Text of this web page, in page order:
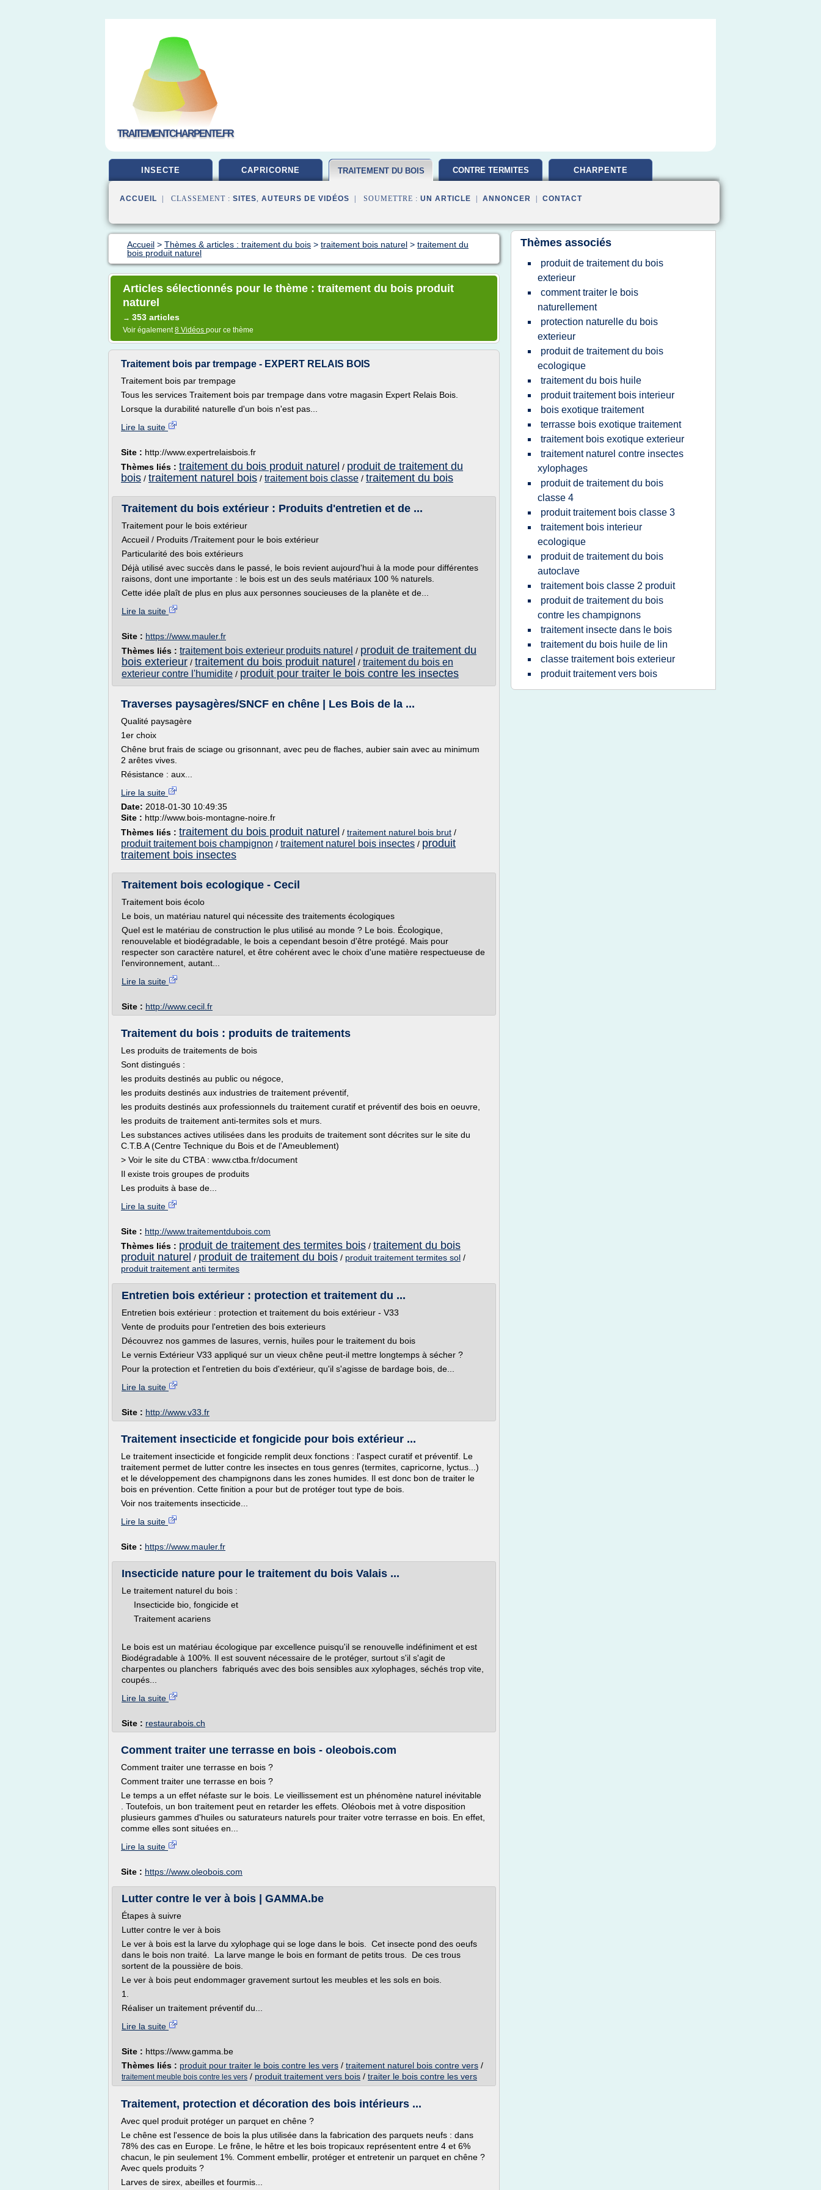
TRAITEMENTCHARPENTE.FR
INSECTE CAPRICORNE TRAITEMENT DU BOIS CONTRE TERMITES CHARPENTE
ACCUEIL | CLASSEMENT : SITES, AUTEURS DE VIDÉOS | SOUMETTRE : UN ARTICLE ANNONCER CONTACT
Accueil > Thèmes & articles : traitement du bois > traitement bois naturel > traitement du
bois produit naturel
Articles sélectionnés pour le thème : traitement du bois produit
naturel
→ 353 articles
Voir également8 Vidéos pour ce thème
Traitement bois par trempage - EXPERT RELAIS BOIS
Traitement bois par trempage
Tous les services Traitement bois par trempage dans votre magasin Expert Relais Bois.
Lorsque la durabilité naturelle d'un bois n'est pas...
Lire la suite
Site : http://www.expertrelaisbois.fr
Thèmes liés : traitement du bois produit naturel / produit de traitement du
bois / traitement naturel bois / traitement bois classe / traitement du bois
Traitement du bois extérieur : Produits d'entretien et de ...
Traitement pour le bois extérieur
Accueil / Produits /Traitement pour le bois extérieur
Particularité des bois extérieurs
Déjà utilisé avec succès dans le passé, le bois revient aujourd'hui à la mode pour différentes
raisons, dont une importante : le bois est un des seuls matériaux 100 % naturels.
Cette idée plaît de plus en plus aux personnes soucieuses de la planète et de...
Lire la suite
Site : https://www.mauler.fr
Thèmes liés : traitement bois exterieur produits naturel / produit de traitement du
bois exterieur / traitement du bois produit naturel / traitement du bois en
exterieur contre l'humidite / produit pour traiter le bois contre les insectes
Traverses paysagères/SNCF en chêne | Les Bois de la ...
Qualité paysagère
1er choix
Chêne brut frais de sciage ou grisonnant, avec peu de flaches, aubier sain avec au minimum
2 arêtes vives.
Résistance : aux...
Lire la suite
Date: 2018-01-30 10:49:35
Site : http://www.bois-montagne-noire.fr
Thèmes liés : traitement du bois produit naturel / traitement naturel bois brut /
produit traitement bois champignon / traitement naturel bois insectes / produit
traitement bois insectes
Traitement bois ecologique - Cecil
Traitement bois écolo
Le bois, un matériau naturel qui nécessite des traitements écologiques
Quel est le matériau de construction le plus utilisé au monde ? Le bois. Écologique,
renouvelable et biodégradable, le bois a cependant besoin d'être protégé. Mais pour
respecter son caractère naturel, et être cohérent avec le choix d'une matière respectueuse de
l'environnement, autant...
Lire la suite
Site : http://www.cecil.fr
Traitement du bois : produits de traitements
Les produits de traitements de bois
Sont distingués :
les produits destinés au public ou négoce,
les produits destinés aux industries de traitement préventif,
les produits destinés aux professionnels du traitement curatif et préventif des bois en oeuvre,
les produits de traitement anti-termites sols et murs.
Les substances actives utilisées dans les produits de traitement sont décrites sur le site du
C.T.B.A (Centre Technique du Bois et de l'Ameublement)
> Voir le site du CTBA : www.ctba.fr/document
Il existe trois groupes de produits
Les produits à base de...
Lire la suite
Site : http://www.traitementdubois.com
Thèmes liés : produit de traitement des termites bois / traitement du bois
produit naturel / produit de traitement du bois / produit traitement termites sol /
produit traitement anti termites
Entretien bois extérieur : protection et traitement du ...
Entretien bois extérieur : protection et traitement du bois extérieur - V33
Vente de produits pour l'entretien des bois exterieurs
Découvrez nos gammes de lasures, vernis, huiles pour le traitement du bois
Le vernis Extérieur V33 appliqué sur un vieux chêne peut-il mettre longtemps à sécher ?
Pour la protection et l'entretien du bois d'extérieur, qu'il s'agisse de bardage bois, de...
Lire la suite
Site : http://www.v33.fr
Traitement insecticide et fongicide pour bois extérieur ...
Le traitement insecticide et fongicide remplit deux fonctions : l'aspect curatif et préventif. Le
traitement permet de lutter contre les insectes en tous genres (termites, capricorne, lyctus...)
et le développement des champignons dans les zones humides. Il est donc bon de traiter le
bois en prévention. Cette finition a pour but de protéger tout type de bois.
Voir nos traitements insecticide...
Lire la suite
Site : https://www.mauler.fr
Insecticide nature pour le traitement du bois Valais ...
Le traitement naturel du bois :
Insecticide bio, fongicide et
Traitement acariens
Le bois est un matériau écologique par excellence puisqu'il se renouvelle indéfiniment et est
Biodégradable à 100%. Il est souvent nécessaire de le protéger, surtout s'il s'agit de
charpentes ou planchers fabriqués avec des bois sensibles aux xylophages, séchés trop vite,
coupés...
Lire la suite
Site : restaurabois.ch
Comment traiter une terrasse en bois - oleobois.com
Comment traiter une terrasse en bois ?
Comment traiter une terrasse en bois ?
Le temps a un effet néfaste sur le bois. Le vieillissement est un phénomène naturel inévitable
. Toutefois, un bon traitement peut en retarder les effets. Oléobois met à votre disposition
plusieurs gammes d'huiles ou saturateurs naturels pour traiter votre terrasse en bois. En effet,
comme elles sont situées en...
Lire la suite
Site : https://www.oleobois.com
Lutter contre le ver à bois | GAMMA.be
Étapes à suivre
Lutter contre le ver à bois
Le ver à bois est la larve du xylophage qui se loge dans le bois. Cet insecte pond des oeufs
dans le bois non traité. La larve mange le bois en formant de petits trous. De ces trous
sortent de la poussière de bois.
Le ver à bois peut endommager gravement surtout les meubles et les sols en bois.
1.
Réaliser un traitement préventif du...
Lire la suite
Site : https://www.gamma.be
Thèmes liés : produit pour traiter le bois contre les vers / traitement naturel bois contre vers /
traitement meuble bois contre les vers / produit traitement vers bois / traiter le bois contre les vers
Traitement, protection et décoration des bois intérieurs ...
Avec quel produit protéger un parquet en chêne ?
Le chêne est l'essence de bois la plus utilisée dans la fabrication des parquets neufs : dans
78% des cas en Europe. Le frêne, le hêtre et les bois tropicaux représentent entre 4 et 6%
chacun, le pin seulement 1%. Comment embellir, protéger et entretenir un parquet en chêne ?
Avec quels produits ?
Larves de sirex, abeilles et fourmis...
Thèmes associés
produit de traitement du bois
exterieur
comment traiter le bois
naturellement
protection naturelle du bois
exterieur
produit de traitement du bois
ecologique
traitement du bois huile
produit traitement bois interieur
bois exotique traitement
terrasse bois exotique traitement
traitement bois exotique exterieur
traitement naturel contre insectes
xylophages
produit de traitement du bois
classe 4
produit traitement bois classe 3
traitement bois interieur
ecologique
produit de traitement du bois
autoclave
traitement bois classe 2 produit
produit de traitement du bois
contre les champignons
traitement insecte dans le bois
traitement du bois huile de lin
classe traitement bois exterieur
produit traitement vers bois